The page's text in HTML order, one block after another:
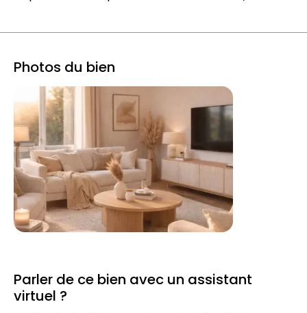
Photos du bien
Parler de ce bien avec un assistant
virtuel ?